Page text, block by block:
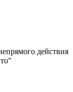
действия